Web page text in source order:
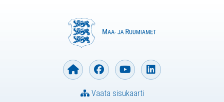
Vaata sisukaarti